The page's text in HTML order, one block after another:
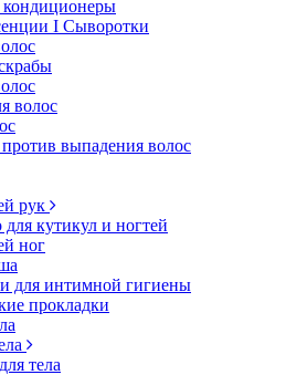
I Сыворотки
волос
выпадения волос
рук
кутикул и ногтей
ног
для интимной гигиены
прокладки
тела